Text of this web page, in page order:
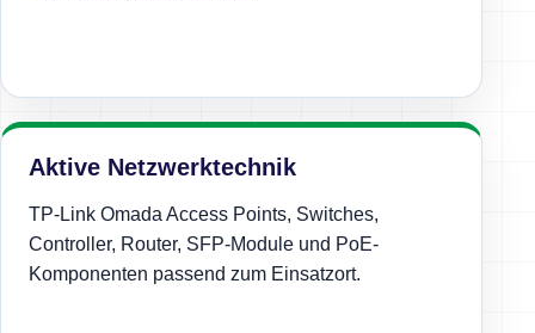
Aktive Netzwerktechnik
TP-Link Omada Access Points, Switches,
Controller, Router, SFP-Module und PoE-
Komponenten passend zum Einsatzort.